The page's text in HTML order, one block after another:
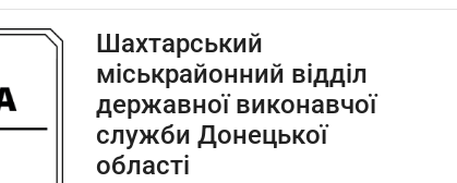
Шахтарський
міськрайонний відділ
державної виконавчої
служби Донецької
області